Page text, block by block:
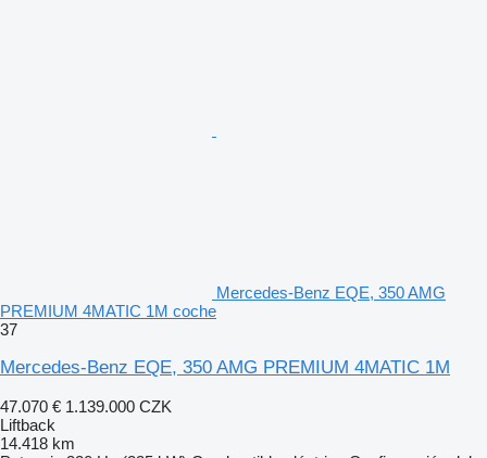
Mercedes-Benz EQE, 350 AMG
PREMIUM 4MATIC 1M coche
37
Mercedes-Benz EQE, 350 AMG PREMIUM 4MATIC 1M
47.070 € 1.139.000 CZK
Liftback
14.418 km